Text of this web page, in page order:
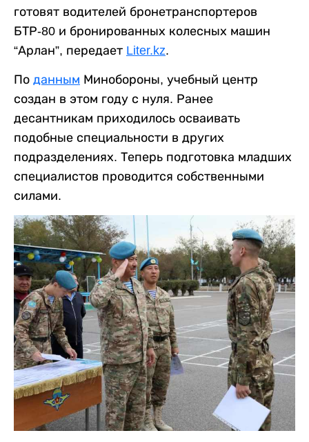
готовят водителей бронетранспортеров
БТР-80 и бронированных колесных машин
“Арлан”, передает Liter.kz.
По данным Минобороны, учебный центр
создан в этом году с нуля. Ранее
десантникам приходилось осваивать
подобные специальности в других
подразделениях. Теперь подготовка младших
специалистов проводится собственными
силами.